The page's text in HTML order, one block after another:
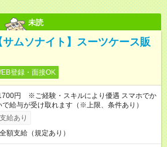
未読
ムソナイト】スーツケース販
登録・面接OK
円 ※ご経験・スキルにより優遇 スマホでか
で給与が受け取れます（※上限、条件あり）
給あり
額支給（規定あり）